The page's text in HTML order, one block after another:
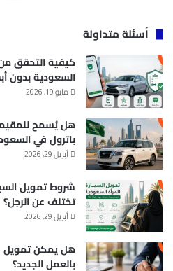
أسئلة متداولة
كيفية التحقق
السعودية بدون
مايو 19, 2026
هل يُسمح
باترول في
أبريل 29, 2026
شروط تمويل
تختلف عن الرجل؟
أبريل 29, 2026
هل يمكن تمويل
بالعمل الجديد؟